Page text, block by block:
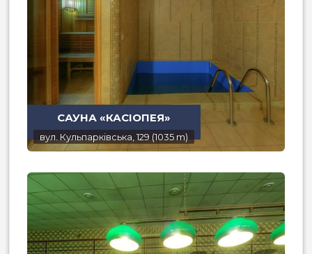
САУНА «КАСІОПЕЯ»
вул. Кульпарківська, 129 (1035 m)